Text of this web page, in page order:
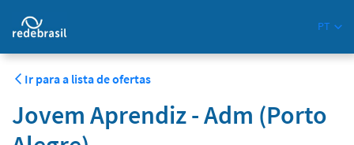
PT
Ir para a lista de ofertas
Jovem Aprendiz - Adm (Porto